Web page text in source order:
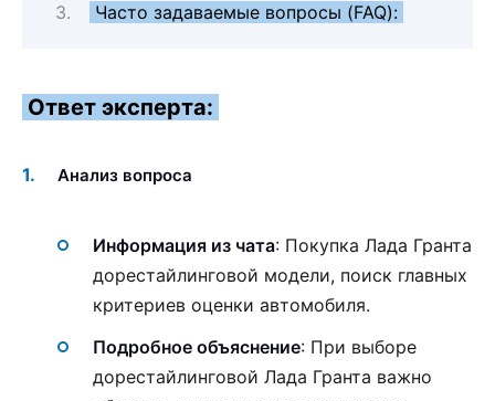
Часто задаваемые вопросы (FAQ):
Ответ эксперта:
Анализ вопроса
Информация из чата: Покупка Лада Гранта
дорестайлинговой модели, поиск главных
критериев оценки автомобиля.
Подробное объяснение: При выборе
дорестайлинговой Лада Гранта важно